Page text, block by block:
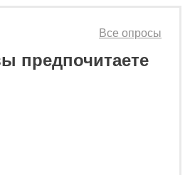
предпочитаете
Все опросы